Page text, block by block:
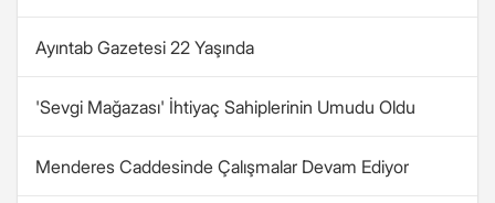
Ayıntab Gazetesi 22 Yaşında
'Sevgi Mağazası' İhtiyaç Sahiplerinin Umudu Oldu
Menderes Caddesinde Çalışmalar Devam Ediyor